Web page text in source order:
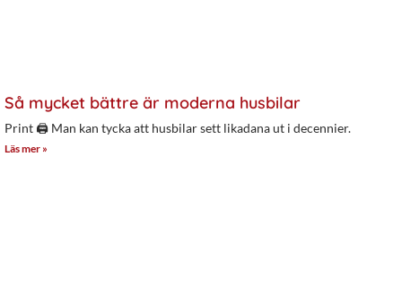
Så mycket bättre är moderna husbilar
Print 🖨 Man kan tycka att husbilar sett likadana ut i decennier.
Läs mer »